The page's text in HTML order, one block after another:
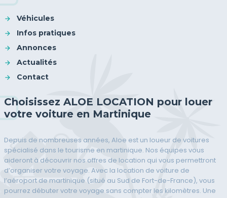
Véhicules
Infos pratiques
Annonces
Actualités
Contact
Choisissez ALOE LOCATION pour louer
votre voiture en Martinique
Depuis de nombreuses années, Aloe est un loueur de voitures
spécialisé dans le tourisme en martinique. Nos équipes vous
aideront à découvrir nos offres de location qui vous permettront
d’organiser votre voyage. Avec la location de voiture de
l’aéroport de martinique (situé au Sud de Fort-de-France), vous
pourrez débuter votre voyage sans compter les kilomètres. Une